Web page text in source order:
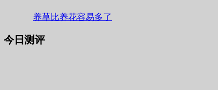
养草比养花容易多了
今日测评